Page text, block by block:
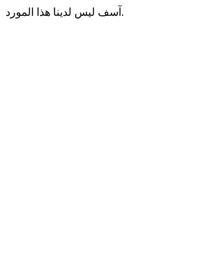
آسف ليس لدينا هذا المورد.